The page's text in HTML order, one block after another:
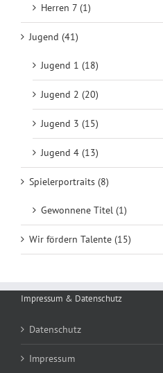
Herren 7 (1)
Jugend (41)
Jugend 1 (18)
Jugend 2 (20)
Jugend 3 (15)
Jugend 4 (13)
Spielerportraits (8)
Gewonnene Titel (1)
Wir fördern Talente (15)
Impressum & Datenschutz
Datenschutz
Impressum